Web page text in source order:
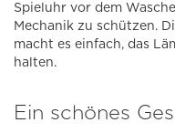
Spieluhr vor dem
Mechanik zu schützen.
macht es einfach, das
halten.
Ein schönes